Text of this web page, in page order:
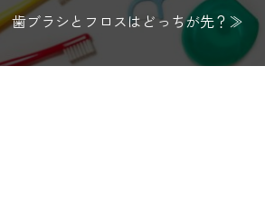
歯ブラシとフロスはどっちが先？≫